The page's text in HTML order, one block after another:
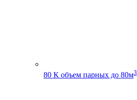
80 К объем парных до 80м3